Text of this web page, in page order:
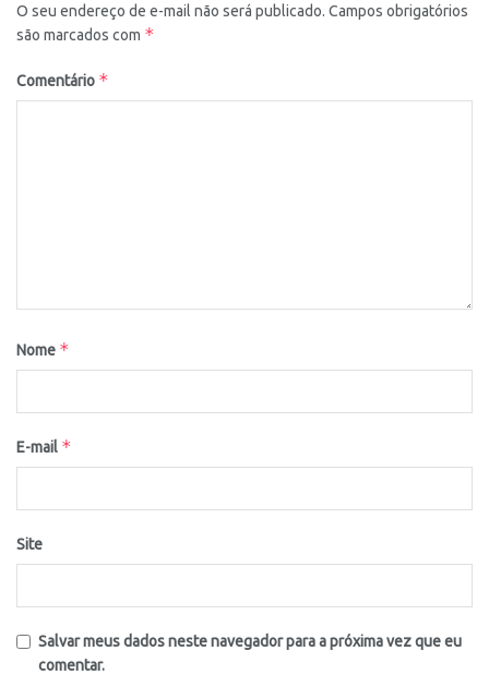
O seu endereço de e-mail não será publicado. Campos obrigatórios
são marcados com *
Comentário *
Nome *
E-mail *
Site
Salvar meus dados neste navegador para a próxima vez que eu
comentar.